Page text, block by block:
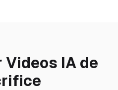
Videos IA de